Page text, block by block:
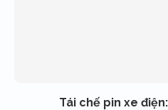
Tái chế pin xe